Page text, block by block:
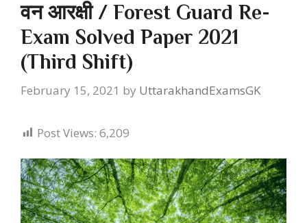
वन आरक्षी / Forest Guard Re-
Exam Solved Paper 2021
(Third Shift)
February 15, 2021 by UttarakhandExamsGK
Post Views: 6,209